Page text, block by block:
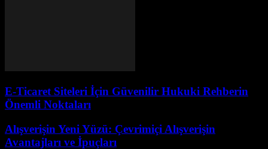
E-Ticaret Siteleri İçin Güvenilir Hukuki Rehberin
Önemli Noktaları
Alışverişin Yeni Yüzü: Çevrimiçi Alışverişin
Avantajları ve İpuçları